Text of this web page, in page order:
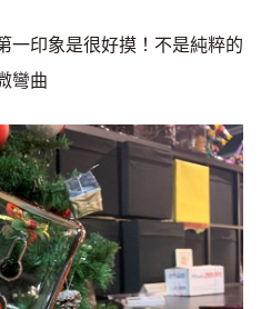
印象是很好摸！不是純粹的
彎曲